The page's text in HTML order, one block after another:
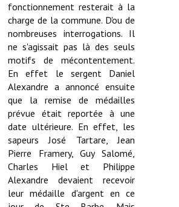
Le conseil départemental
VILLE PRATIQUE
Services publics intercommunaux
Affaires scolaires, CCAS
Eaux, assainissement
France services
France Renov
Déchets ménagers, tri sélectif, encombrants
fonctionnement resterait à la
charge de la commune. D'ou de
nombreuses interrogations. Il
ne s'agissait pas là des seuls
motifs de mécontentement.
En effet le sergent Daniel
Alexandre a annoncé ensuite
que la remise de médailles
prévue était reportée à une
date ultérieure. En effet, les
sapeurs José Tartare, Jean
Pierre Framery, Guy Salomé,
Charles Hiel et Philippe
Alexandre devaient recevoir
leur médaille d'argent en ce